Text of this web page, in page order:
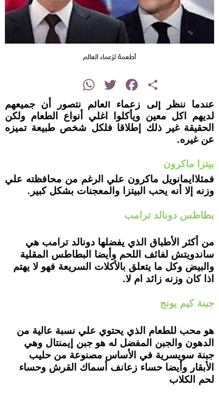
أطعمة لزعماء العالم
Share
Facebook
Twitter
WhatsApp
عندما ننظر إلى زعماء العالم نتصور أن جميعهم
لديهم اكل معين ويأكلوا اغلي أنواع الطعام ولكن
الحقيقة غير ذلك إطلاقا فلكل شخص طبيعة تميزه
عن غيره.
بيتزا ماكرون
فمثلاايمانويل ماكرون علي الرغم من محافظته علي
وزنه إلا أنه يحب البيتزا والمعجنات بشكل كبير.
بطاطس دونالد ترامب
من أكثر الأطباق الذي يفضلها دونالد ترامب هي
ساندويتش لفائف اللحم وأيضا البطاطس المقلية
والبيض وكل ما يتعلق بالأكلات السريعة فهو لا يهتم
اذا كان وزنه زائد ام لا.
جبنة كيم يونج
هو محب للطعام الذي يحتوي علي نسبة عالية من
الدهون والجبن المفضل له هو جبن إيمنتال وهي
جبنة سويسرية في الأساس مصنوعة من حليب
الأبقار وأيضا حساء زعانف أسماك القرش وحساء
لحم الكلاب